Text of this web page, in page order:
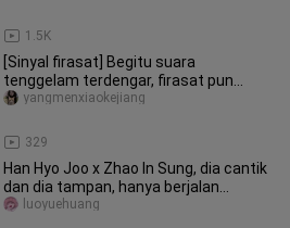
1.5K
[Sinyal firasat] Begitu suara
tenggelam terdengar, firasat pun
muncul di panggung~
329
yangmenxiaokejiang
Han Hyo Joo x Zhao In Sung, dia cantik
dan dia tampan, hanya berjalan
bersama, mereka penuh takdir
luoyuehuang